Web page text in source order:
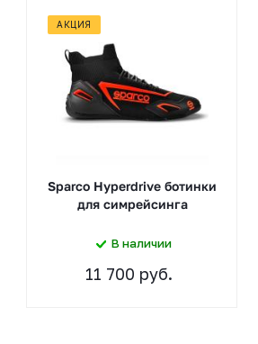
АКЦИЯ
Sparco Hyperdrive ботинки
для симрейсинга
В наличии
11 700 руб.